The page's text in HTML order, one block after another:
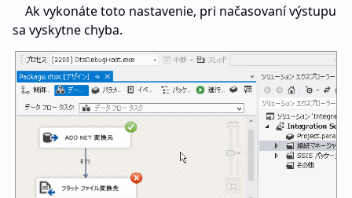
Ak vykonáte toto nastavenie, pri načasovaní výstupu
sa vyskytne chyba.